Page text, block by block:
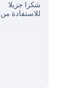
شكرا جزيلا
للاستفادة